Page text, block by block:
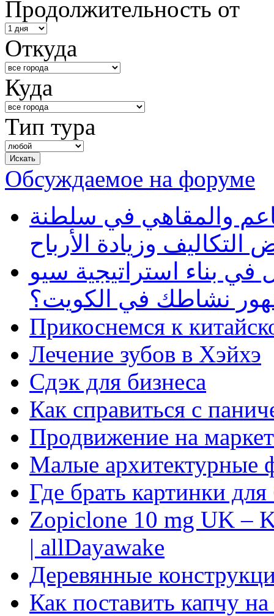
Продолжительность от
Откуда
Куда
Тип тура
Обсуждаемое на форуме
والمقاهي في سلطنة
وزيادة الأرباح
بناء استراتيجية سيو
نشاطك في الكويت؟
Прикоснемся к
Лечение зубов в Хэйхэ
Сдэк для бизнеса
Как справиться с
Продвижение на
Малые архитектурные
Где брать картинки
Zopiclone 10 mg UK –
| allDayawake
Деревянные
Как поставить капчу